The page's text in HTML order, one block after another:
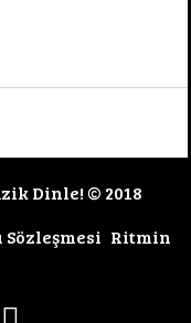
Dinle! © 2018
Sözleşmesi Ritmin